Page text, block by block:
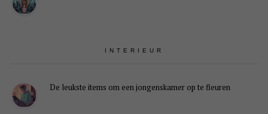
INTERIEUR
De leukste items om een jongenskamer op te fleuren